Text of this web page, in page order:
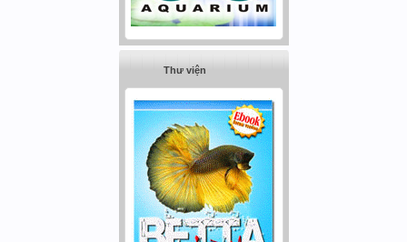
Thư viện